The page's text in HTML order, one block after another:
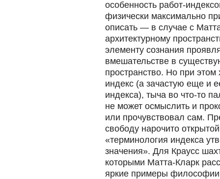
особенность работ-
физически максимально
описать — в случае с
архитектурному
элементу сознания
вмешательстве в
пространство. Но при
индекс (а зачастую еще и
индекса), тыча во что-то
не может осмыслить и
или прочувствовал сам.
свободу нарочито
«терминология индекса
значения». Для Краусс
которыми Матта-Кларк
яркие примеры философии